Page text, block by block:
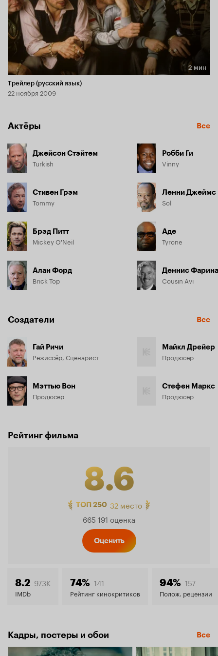
Длительность 2 мин
2 мин
Трейлер (русский язык)
22 ноября 2009
Актёры Все
Джейсон Стэйтем
Turkish
Стивен Грэм
Tommy
Брэд Питт
Mickey O'Neil
Алан Форд
Brick Top
Робби Ги
Vinny
Ленни Джеймс
Sol
Аде
Tyrone
Деннис Фарина
Cousin Avi
Создатели Все
Гай Ричи
Режиссёр, Сценарист
Мэттью Вон
Продюсер
Майкл Дрейер
Продюсер
Стефен Маркс
Продюсер
Рейтинг фильма
8.6
Рейтинг
8.6
ТОП 250 32 место
665 191 оценка
Оценить
8.2 973K
IMDb
74% 141
Рейтинг кинокритиков
94% 157
Полож. рецензии
Кадры, постеры и обои Все